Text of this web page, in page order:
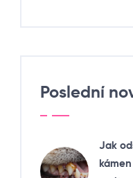
Poslední
Jak